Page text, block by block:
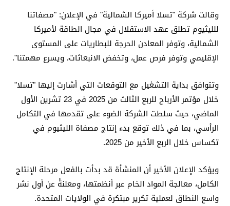
وقالت شركة "تسلا أميركا الشمالية" في الإعلان: "مصفاتنا
للليثيوم تطلق عهد الاستقلال في مجال الطاقة لأميركا
الشمالية، وتوفر المعادن الحرجة للبطاريات على المستوى
الإقليمي وتوفر فرص عمل، وتخفض الانبعاثات، ويسرع مهمتنا".
وتتوافق بداية التشغيل مع التوقعات التي أشارت إليها "تسلا"
خلال مؤتمر الأرباح للربع الثالث من 2025 في 23 تشرين الأول
الماضي، حيث سلطت الشركة الضوء على تقدمها في التكامل
الرأسي، بما في ذلك توقع بدء إنتاج مصفاة الليثيوم في
تكساس خلال الربع الأخير من 2025.
ويؤكد الإعلان الأخير أن المنشأة قد بدأت بالفعل مرحلة الإنتاج
الكامل، معالجة المواد الخام عبر أنظمتها، ومعلنةً عن أول نشر
واسع النطاق لعملية تكرير مبتكرة في الولايات المتحدة.